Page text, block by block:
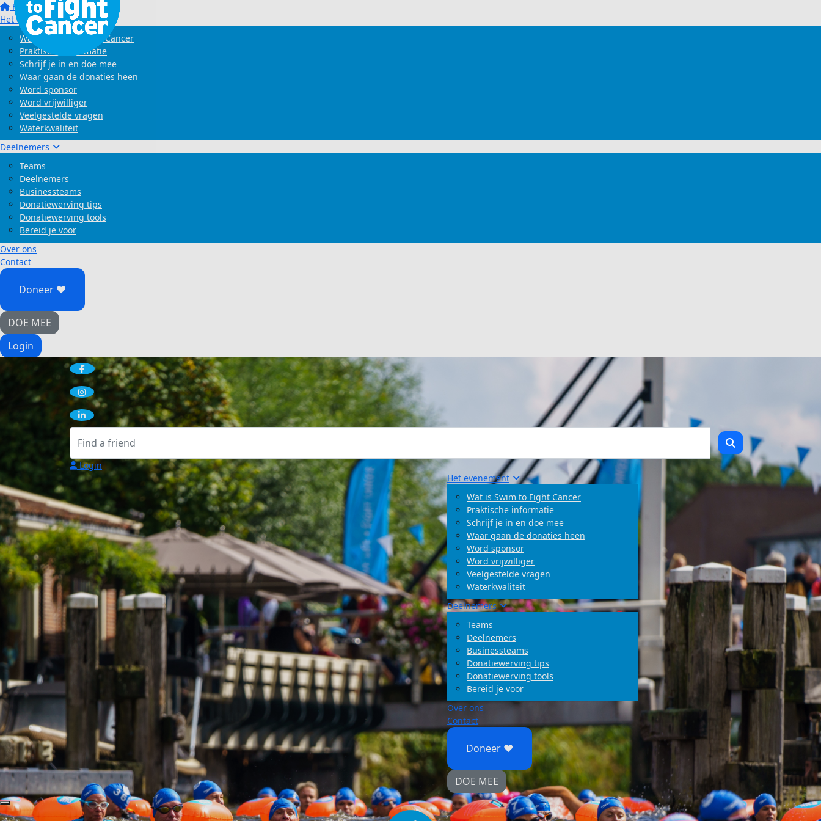
Home
Het evenement
Wat is Swim to Fight Cancer
Praktische informatie
Schrijf je in en doe mee
Waar gaan de donaties heen
Word sponsor
Word vrijwilliger
Veelgestelde vragen
Waterkwaliteit
Deelnemers
Teams
Deelnemers
Businessteams
Donatiewerving tips
Donatiewerving tools
Bereid je voor
Over ons
Contact
Doneer ♥
DOE MEE
Login
Login
Het evenement
Wat is Swim to Fight Cancer
Praktische informatie
Schrijf je in en doe mee
Waar gaan de donaties heen
Word sponsor
Word vrijwilliger
Veelgestelde vragen
Waterkwaliteit
Deelnemers
Teams
Deelnemers
Businessteams
Donatiewerving tips
Donatiewerving tools
Bereid je voor
Over ons
Contact
Doneer ♥
DOE MEE